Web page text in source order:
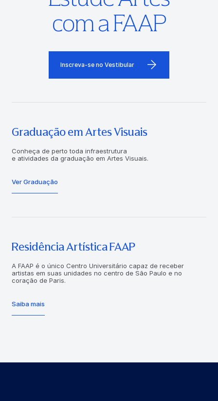
com a FAAP
Inscreva-se no Vestibular
Graduação em Artes Visuais
Conheça de perto toda infraestrutura
e atividades da graduação em Artes Visuais.
Ver Graduação
Residência Artística FAAP
A FAAP é o único Centro Universitário capaz de receber
artistas em suas unidades no centro de São Paulo e no
coração de Paris.
Saiba mais